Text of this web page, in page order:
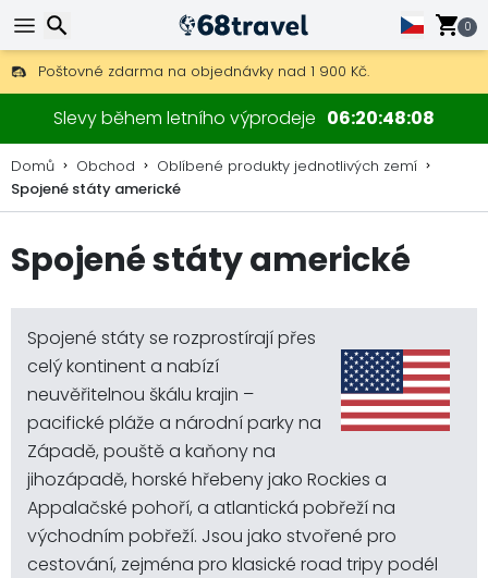
0
Poštovné zdarma na objednávky nad 1 900 Kč.
30 dní na vrácení, 90 dní na dřevěné mapy a dekorace.
Slevy během letního výprodeje 06 20 48 06
Domů Obchod
Oblíbené produkty jednotlivých zemí
Spojené státy americké
Spojené státy americké
Spojené státy se rozprostírají přes
celý kontinent a nabízí
neuvěřitelnou škálu krajin –
pacifické pláže a národní parky na
Západě, pouště a kaňony na
jihozápadě, horské hřebeny jako Rockies a
Appalačské pohoří, a atlantická pobřeží na
východním pobřeží. Jsou jako stvořené pro
cestování, zejména pro klasické road tripy podél
Hledat